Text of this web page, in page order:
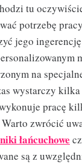
tu
potrzebę
jego
na
wystarczy kilka
pracę
zwrócić
łańcuchowe
są z